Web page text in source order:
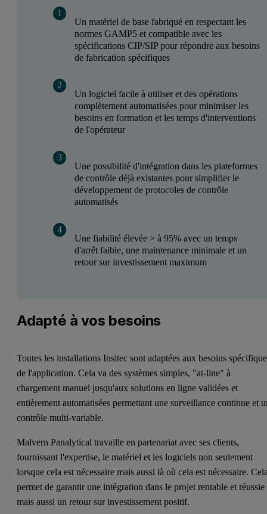
Un matériel de base fabriqué en respectant les
normes GAMP5 et compatible avec les
spécifications CIP/SIP pour répondre aux besoins
de fabrication spécifiques
Un logiciel facile à utiliser et des opérations
complètement automatisées pour minimiser les
besoins en formation et les temps d'interventions
de l'opérateur
Une possibilité d'intégration dans les plateformes
de contrôle déjà existantes pour simplifier le
développement de protocoles de contrôle
automatisés
Une fiabilité élevée > à 95% avec un temps
d'arrêt faible, une maintenance minimale et un
retour sur investissement maximum
Adapté à vos besoins
Toutes les installations Insitec sont adaptées aux besoins
de l'application. Cela va des systèmes simples, "at-line" à
chargement manuel jusqu'aux solutions en ligne validées et
entièrement automatisées permettant une surveillance continue et
contrôle multi-variable.
Malvern Panalytical travaille en partenariat avec ses clients,
fournissant l'expertise, le matériel et les logiciels non seulement
lorsque cela est nécessaire mais aussi là où cela est nécessaire.
permet de garantir une intégration dans le projet rentable et réussie
mais aussi un retour sur investissement positif.